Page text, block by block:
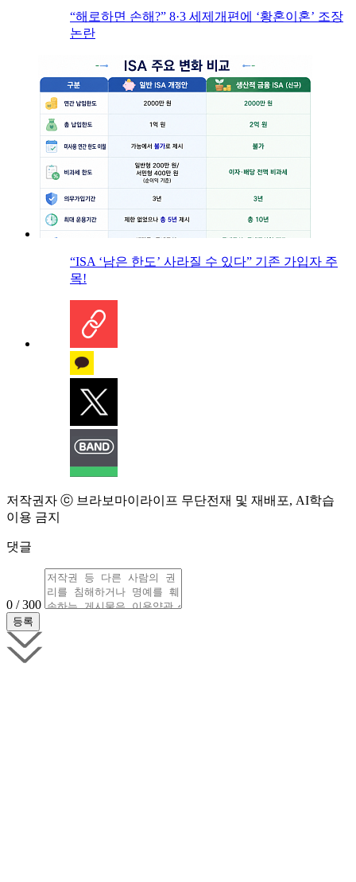
“해로하면 손해?” 8·3 세제개편에 ‘황혼이혼’ 조장
논란
“ISA ‘남은 한도’ 사라질 수 있다” 기존 가입자 주
목!
저작권자 ⓒ 브라보마이라이프 무단전재 및 재배포, AI학습
이용 금지
댓글
0 / 300